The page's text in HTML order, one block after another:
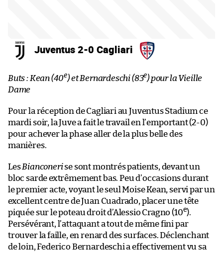
Juventus 2-0 Cagliari
Buts : Kean (40e) et Bernardeschi (83e) pour la Vieille
Dame
Pour la réception de Cagliari au Juventus Stadium ce
mardi soir, la Juve a fait le travail en l’emportant (2-0)
pour achever la phase aller de la plus belle des
manières.
LesBianconerise sont montrés patients, devant un
bloc sarde extrêmement bas. Peu d’occasions durant
le premier acte, voyant le seul Moise Kean, servi par un
excellent centre de Juan Cuadrado, placer une tête
piquée sur le poteau droit d’Alessio Cragno (10e).
Persévérant, l’attaquant a tout de même fini par
trouver la faille, en renard des surfaces. Déclenchant
de loin, Federico Bernardeschi a effectivement vu sa